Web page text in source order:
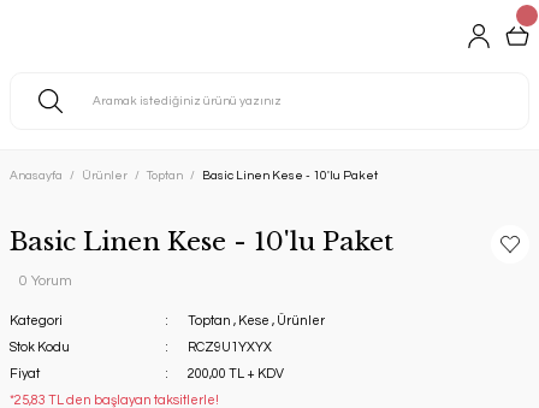
Anasayfa Ürünler Toptan Basic Linen Kese - 10'lu Paket
Basic Linen Kese - 10'lu Paket
0 Yorum
Kategori Toptan , Kese , Ürünler
Stok Kodu
RCZ9U1YXYX
Fiyat
200,00 TL + KDV
*25,83 TL den başlayan taksitlerle!